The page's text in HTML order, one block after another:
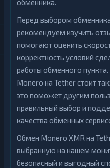
обменника.
Перед выбором
рекомендуем изучить
помогают оценить
корректность условий
работы обменного
Monero на Tether стоит
это поможет другим
правильный выбор и
качества обменных
Обмен Monero XMR на
выбранную на нашем
безопасный и выгодный